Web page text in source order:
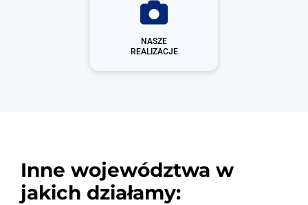
NASZE
REALIZACJE
Inne województwa w
jakich działamy: